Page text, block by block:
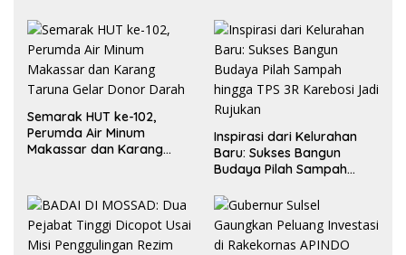
Semarak HUT ke-102,
Perumda Air Minum
Makassar dan Karang
Inspirasi dari Kelurahan
Baru: Sukses Bangun
Budaya Pilah Sampah
Jadi Rujukan